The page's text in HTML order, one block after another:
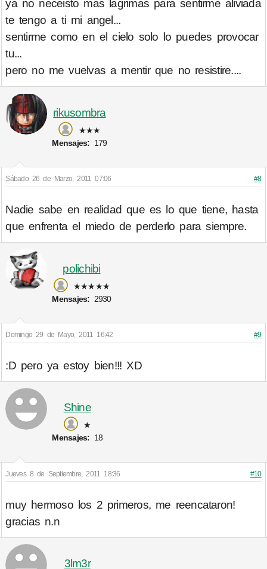
ya no neceisto mas lagrimas para sentirme aliviada
te tengo a ti mi angel...
sentirme como en el cielo solo lo puedes provocar
tu...
pero no me vuelvas a mentir que no resistire....
rikusombra
★★★
Mensajes: 179
Sábado 26 de Marzo, 2011 07:06 #8
Nadie sabe en realidad que es lo que tiene, hasta
que enfrenta el miedo de perderlo para siempre.
polichibi
★★★★★
Mensajes: 2930
Domingo 29 de Mayo, 2011 16:42 #9
:D pero ya estoy bien!!! XD
Shine
★
Mensajes: 18
Jueves 8 de Septiembre, 2011 18:36 #10
muy hermoso los 2 primeros, me reencataron!
gracias n.n
3lm3r